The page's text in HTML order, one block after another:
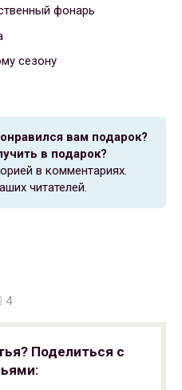
фонарь
сезону
вам подарок?
в подарок?
в комментариях.
читателей.
4
Поделиться с